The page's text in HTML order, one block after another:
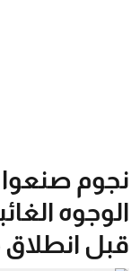
نجوم صنعوا
الوجوه
قبل انطلاق موسم